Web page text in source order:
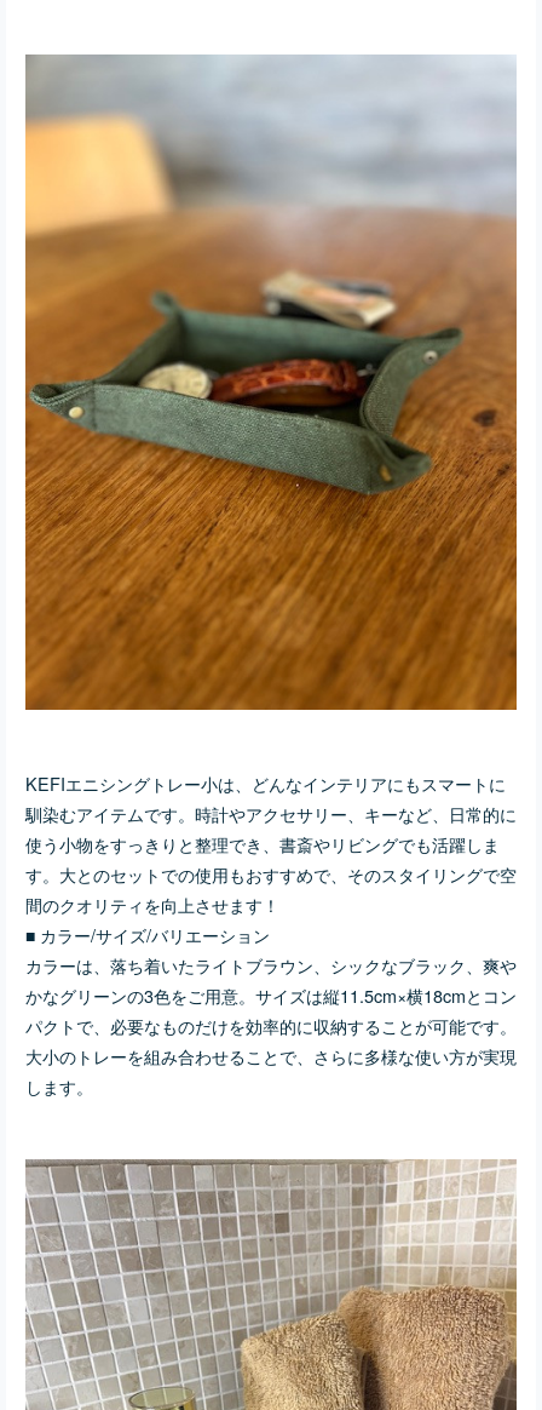
材/製造国 高品質な帆布を使
性に優れ、長く愛用いただ
運びやすく、日常生活のパ
ートナーとしてぴったりで
す。■ お手入れ/取り扱い注
意事項 汚れがついた場合は
での長時間の保管は避け、
風通しの良い場所で保管し
てください。■ 発送・注文
に関する情報や注意事項 ご
注文後に製作を開始します
ので、通常14営業日内に発
送いたします。サイズやカ
ラーによって在庫状況が異
なるため、詳細は商品ペー
ジをご確認ください。お急
ぎの場合は、お気軽にお問
い合わせください。■ その
他の情報や注意事項 商品の
具体的な内容やご質問がご
ざいましたら、ショップの
お問い合わせからご連絡い
ただければ、心を込めて丁
寧に対応いたします。KEFI
エニシングボックスで、毎
日の生活をより便利に、そ
KEFIエニシングトレー小は、どんなインテリアにもスマートに
馴染むアイテムです。時計やアクセサリー、キーなど、日常的に
使う小物をすっきりと整理でき、書斎やリビングでも活躍しま
す。大とのセットでの使用もおすすめで、そのスタイリングで空
間のクオリティを向上させます！
■ カラー/サイズ/バリエーション
カラーは、落ち着いたライトブラウン、シックなブラック、爽や
かなグリーンの3色をご用意。サイズは縦11.5cm×横18cmとコン
パクトで、必要なものだけを効率的に収納することが可能です。
大小のトレーを組み合わせることで、さらに多様な使い方が実現
します。